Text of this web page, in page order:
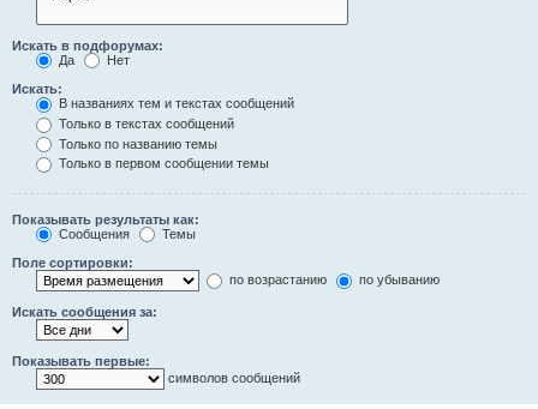
Искать в подфорумах:
Да
Нет
Искать:
В названиях тем и текстах сообщений
Только в текстах сообщений
Только по названию темы
Только в первом сообщении темы
Показывать результаты как:
Сообщения
Темы
Поле сортировки:
по возрастанию
по убыванию
Искать сообщения за:
Показывать первые:
символов сообщений